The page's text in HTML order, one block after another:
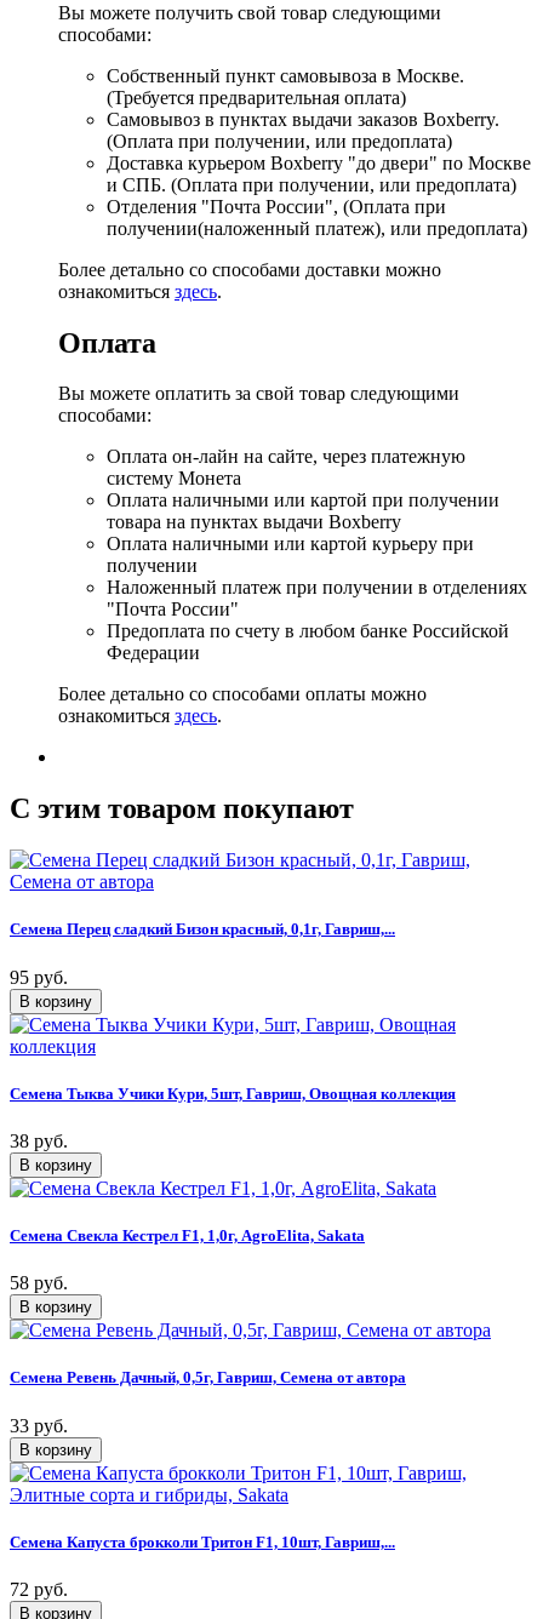
Вы можете получить свой товар следующими
способами:
Собственный пункт самовывоза в Москве.
(Требуется предварительная оплата)
Самовывоз в пунктах выдачи заказов Boxberry.
(Оплата при получении, или предоплата)
Доставка курьером Boxberry "до двери" по Москве
и СПБ. (Оплата при получении, или предоплата)
Отделения "Почта России", (Оплата при
получении(наложенный платеж), или предоплата)
Более детально со способами доставки можно
ознакомиться здесь.
Оплата
Вы можете оплатить за свой товар следующими
способами:
Оплата он-лайн на сайте, через платежную
систему Монета
Оплата наличными или картой при получении
товара на пунктах выдачи Boxberry
Оплата наличными или картой курьеру при
получении
Наложенный платеж при получении в отделениях
"Почта России"
Предоплата по счету в любом банке Российской
Федерации
Более детально со способами оплаты можно
ознакомиться здесь.
C этим товаром покупают
Семена Перец сладкий Бизон красный, 0,1г, Гавриш,...
95 руб.
Семена Тыква Учики Кури, 5шт, Гавриш, Овощная коллекция
38 руб.
Семена Свекла Кестрел F1, 1,0г, AgroElita, Sakata
58 руб.
Семена Ревень Дачный, 0,5г, Гавриш, Семена от автора
33 руб.
Семена Капуста брокколи Тритон F1, 10шт, Гавриш,...
72 руб.